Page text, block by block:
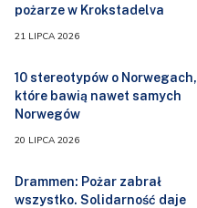
pożarze w Krokstadelva
21 LIPCA 2026
10 stereotypów o Norwegach,
które bawią nawet samych
Norwegów
20 LIPCA 2026
Drammen: Pożar zabrał
wszystko. Solidarność daje